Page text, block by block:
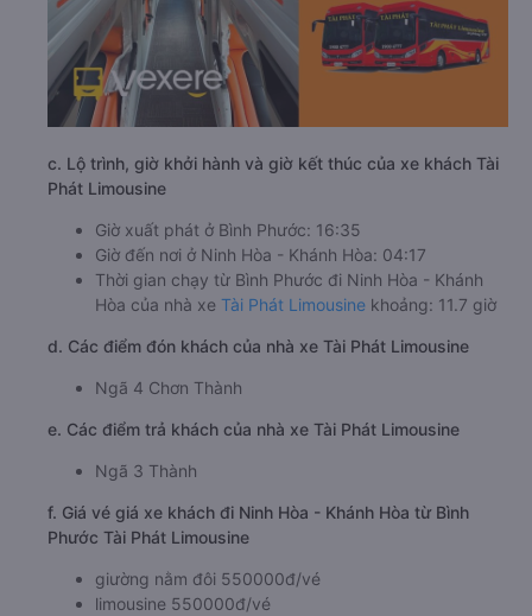
c. Lộ trình, giờ khởi hành và giờ kết thúc của xe khách Tài
Phát Limousine
Giờ xuất phát ở Bình Phước: 16:35
Giờ đến nơi ở Ninh Hòa - Khánh Hòa: 04:17
Thời gian chạy từ Bình Phước đi Ninh Hòa - Khánh
Hòa của nhà xe Tài Phát Limousine khoảng: 11.7 giờ
d. Các điểm đón khách của nhà xe Tài Phát Limousine
Ngã 4 Chơn Thành
e. Các điểm trả khách của nhà xe Tài Phát Limousine
Ngã 3 Thành
f. Giá vé giá xe khách đi Ninh Hòa - Khánh Hòa từ Bình
Phước Tài Phát Limousine
giường nằm đôi 550000đ/vé
limousine 550000đ/vé